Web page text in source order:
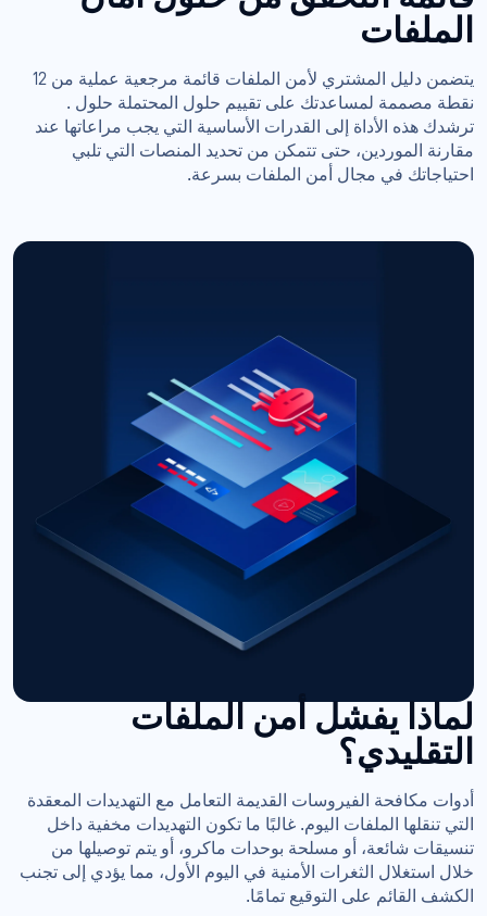
الملفات
يتضمن دليل المشتري لأمن الملفات قائمة مرجعية عملية من 12
نقطة مصممة لمساعدتك على تقييم حلول المحتملة حلول .
ترشدك هذه الأداة إلى القدرات الأساسية التي يجب مراعاتها عند
مقارنة الموردين، حتى تتمكن من تحديد المنصات التي تلبي
احتياجاتك في مجال أمن الملفات بسرعة.
لماذا يفشل أمن الملفات
التقليدي؟
أدوات مكافحة الفيروسات القديمة التعامل مع التهديدات المعقدة
التي تنقلها الملفات اليوم. غالبًا ما تكون التهديدات مخفية داخل
تنسيقات شائعة، أو مسلحة بوحدات ماكرو، أو يتم توصيلها من
خلال استغلال الثغرات الأمنية في اليوم الأول، مما يؤدي إلى تجنب
الكشف القائم على التوقيع تمامًا.